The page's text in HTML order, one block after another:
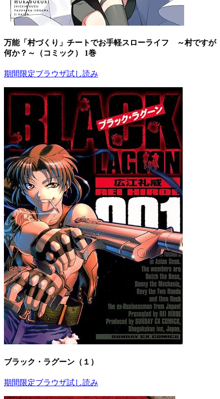
万能「村づくり」チートでお手軽スローライフ ～村ですが
何か？～（コミック） 1巻
期間限定ブラウザ試し読み
ブラック・ラグーン（１）
期間限定ブラウザ試し読み